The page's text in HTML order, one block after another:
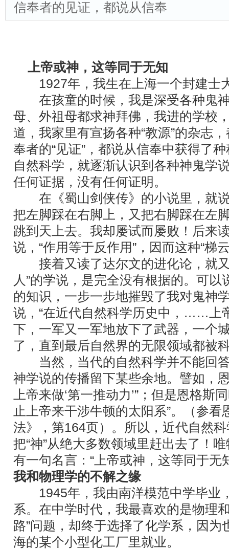
信奉者的见证，都说从信奉
上帝或神，这等同于无知
1927年，我生在上海一个封建士
在孩童的时候，我是深受各种鬼神
母、外祖母都求神拜佛，我进的学校
道，我家里有宣扬各种“教源”的杂志
奉者的“见证”，都说从信奉中获得了
自然科学，就逐渐认识到各种神鬼学
任何证据，没有任何证明。
在《蜀山剑侠传》的小说里，就说
把左脚踩在右脚上，又把右脚踩在左
跳到天上去。我却屡试而屡败！后来
说，“作用等于反作用”，因而这种“梯
接着又读了达尔文的进化论，就又
人”的学说，是完全没有根据的。可
的知识，一步一步地摧毁了我对鬼神
说，“在近代自然科学历史中，……
下，一军又一军地放下了武器，一个
了，直到最后自然界的无限领域都被
当然，当代的自然科学并不能回答
神学说的传播留下某些余地。譬如，
上帝来做‘第一推动力’”；但是恩格斯
止上帝来干涉牛顿的太阳系”。（参看
法》，第164页）。所以，近代自然
把“神”从绝大多数领域里赶出去了！
有一句名言：“上帝或神，这等同于无
我和物理学的不解之缘
1945年，我由南洋模范中学毕业
系。在中学时代，我最喜欢的是物理
路”问题，却终于选择了化学系，因为
海的某个小型化工厂里就业。